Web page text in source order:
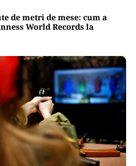
de metri de mese: cum a
World Records la